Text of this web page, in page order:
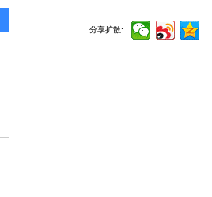
分享扩散: